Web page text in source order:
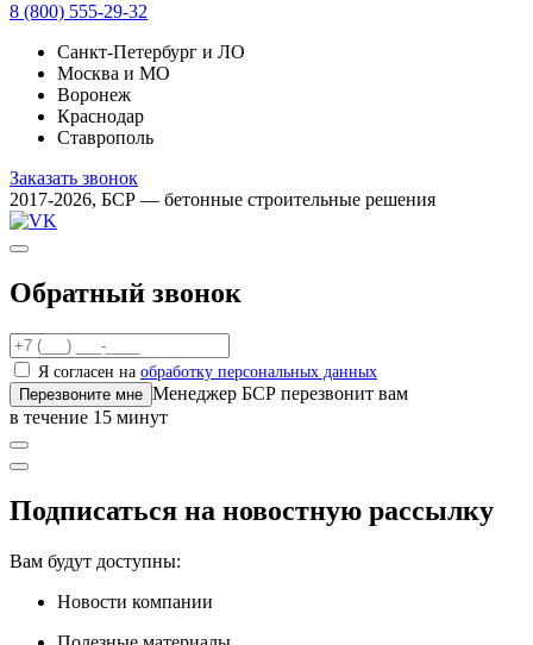
8 (800) 555-29-32
Санкт-Петербург и ЛО
Москва и МО
Воронеж
Краснодар
Ставрополь
Заказать звонок
2017-2026, БСР — бетонные строительные решения
Обратный звонок
Я согласен на обработку персональных данных
Перезвоните мне Менеджер БСР перезвонит вам
в течение 15 минут
Подписаться на новостную рассылку
Вам будут доступны:
Новости компании